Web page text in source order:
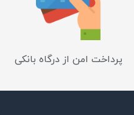
پرداخت امن از درگاه بانکی